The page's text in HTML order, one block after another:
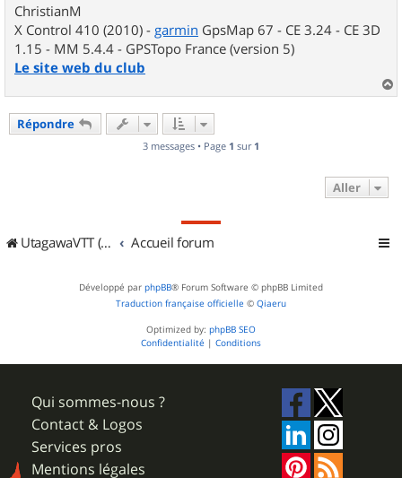
ChristianM
X Control 410 (2010) - garmin GpsMap 67 - CE 3.24 - CE 3D
1.15 - MM 5.4.4 - GPSTopo France (version 5)
Le site web du club
a
Répondre
3 messages • Page 1 sur 1
Aller
UtagawaVTT (Randos VTT et VTTAE avec traces GPS) Accueil forum
Développé par phpBB® Forum Software © phpBB Limited
Traduction française officielle © Qiaeru
Optimized by: phpBB SEO
Confidentialité | Conditions
Qui sommes-nous ?
Contact & Logos
Services pros
Mentions légales